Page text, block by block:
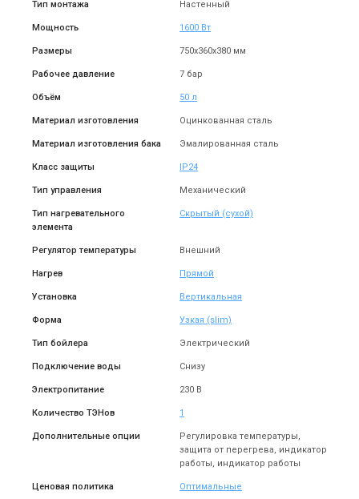
Электрический бойлер
Eldom Style DRY 80 2x1.0 kW
9 528 грн
Купить
Электрический бойлер
Eldom Style DRY 80 SLIM
9 528 грн
72270WD
Цена
Тип монтажа Настенный
Мощность 1600 Вт
Размеры 750x360x380 мм
Рабочее давление 7 бар
Объём 50 л
Материал изготовления Оцинкованная сталь
Материал изготовления бака Эмалированная сталь
Класс защиты IP24
Тип управления Механический
Тип нагревательного
элемента
Скрытый (сухой)
Регулятор температуры Внешний
Нагрев Прямой
Установка Вертикальная
Форма Узкая (slim)
Тип бойлера Электрический
Подключение воды Снизу
Электропитание 230 В
Количество ТЭНов 1
Дополнительные опции
Регулировка температуры,
защита от перегрева, индикатор
работы, индикатор работы
Ценовая политика Оптимальные